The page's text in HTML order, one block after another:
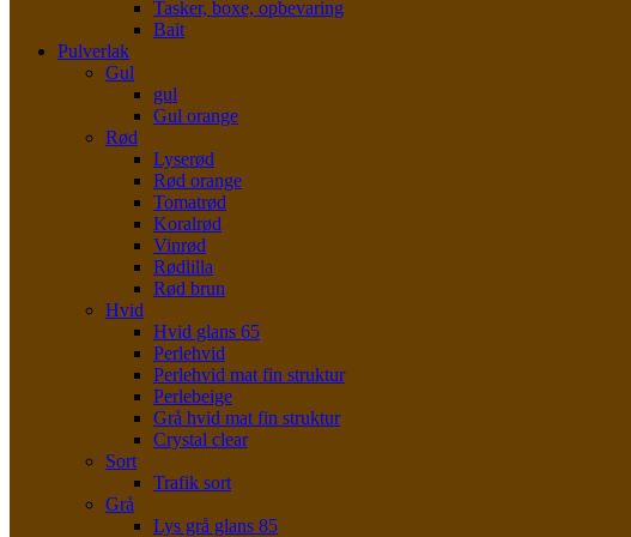
Tasker, boxe, opbevaring
Bait
Pulverlak
Gul
gul
Gul orange
Rød
Lyserød
Rød orange
Tomatrød
Koralrød
Vinrød
Rødlilla
Rød brun
Hvid
Hvid glans 65
Perlehvid
Perlehvid mat fin struktur
Perlebeige
Grå hvid mat fin struktur
Crystal clear
Sort
Trafik sort
Grå
Lys grå glans 85